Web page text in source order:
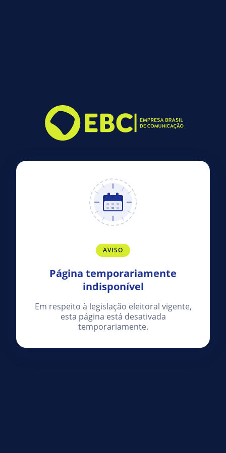
AVISO
Página temporariamente
indisponível
Em respeito à legislação eleitoral vigente,
esta página está desativada
temporariamente.